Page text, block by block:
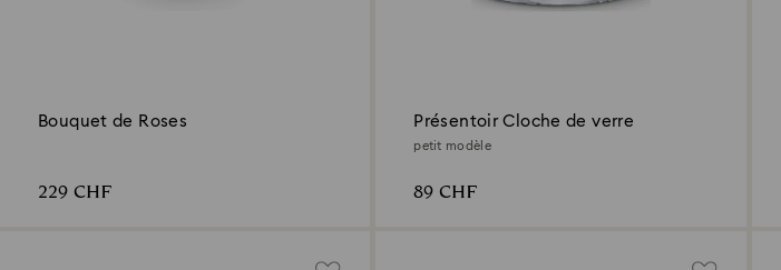
Bouquet de Roses
229 CHF
Présentoir Cloche de verre
petit modèle
89 CHF